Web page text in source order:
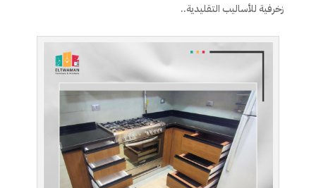
زخرفية للأساليب التقليدية..